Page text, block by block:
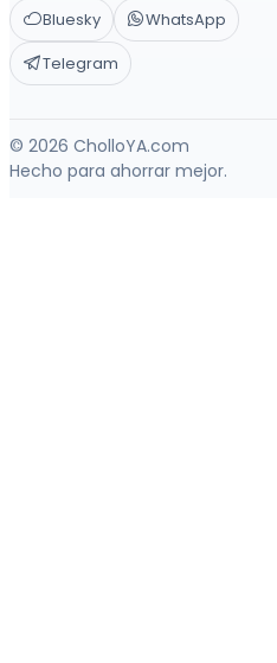
Bluesky
WhatsApp
Telegram
© 2026 CholloYA.com
Hecho para ahorrar mejor.